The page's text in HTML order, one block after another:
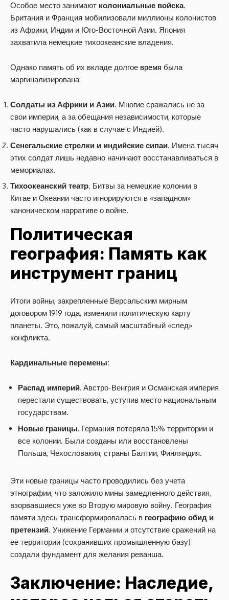
Особое место занимают колониальные войска.
Британия и Франция мобилизовали миллионы колонистов
из Африки, Индии и Юго-Восточной Азии. Япония
захватила немецкие тихоокеанские владения.
Однако память об их вкладе долгое время была
маргинализирована:
Солдаты из Африки и Азии. Многие сражались не за
свои империи, а за обещания независимости, которые
часто нарушались (как в случае с Индией).
Сенегальские стрелки и индийские сипаи. Имена тысяч
этих солдат лишь недавно начинают восстанавливаться в
мемориалах.
Тихоокеанский театр. Битвы за немецкие колонии в
Китае и Океании часто игнорируются в «западном»
каноническом нарративе о войне.
Политическая
география: Память как
инструмент границ
Итоги войны, закрепленные Версальским мирным
договором 1919 года, изменили политическую карту
планеты. Это, пожалуй, самый масштабный «след»
конфликта.
Кардинальные перемены:
Распад империй. Австро-Венгрия и Османская империя
перестали существовать, уступив место национальным
государствам.
Новые границы. Германия потеряла 15% территории и
все колонии. Были созданы или восстановлены
Польша, Чехословакия, страны Балтии, Финляндия.
Эти новые границы часто проводились без учета
этнографии, что заложило мины замедленного действия,
взорвавшиеся уже во Вторую мировую войну. География
памяти здесь трансформировалась в географию обид и
претензий. Унижение Германии и отсутствие сражений на
ее территории (сохранивших промышленную базу)
создали фундамент для желания реванша.
Заключение: Наследие,